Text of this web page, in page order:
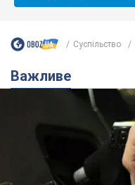
Суспільство
Важливе